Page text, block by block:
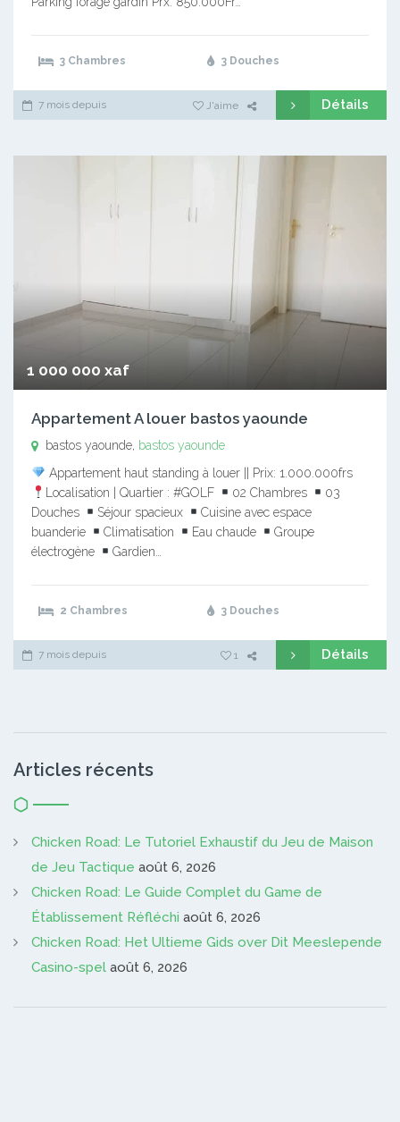
3 Chambres 3 Douches
7 mois depuis J'aime Détails
1 000 000 xaf
Appartement A louer bastos yaounde
bastos yaounde, bastos yaounde
Appartement haut standing à louer || Prix: 1.000.000frs
Localisation | Quartier : #GOLF
02 Chambres
03
Douches
Séjour spacieux
Cuisine avec espace
buanderie
Climatisation Eau chaude
Groupe
électrogène
Gardien…
2 Chambres 3 Douches
7 mois depuis 1 Détails
Articles récents
Chicken Road: Le Tutoriel Exhaustif du Jeu de Maison
de Jeu Tactique août 6, 2026
Chicken Road: Le Guide Complet du Game de
Établissement Réfléchi août 6, 2026
Chicken Road: Het Ultieme Gids over Dit Meeslepende
Casino-spel août 6, 2026